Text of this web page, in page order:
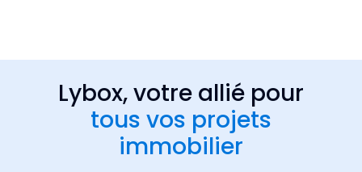
Lybox, votre allié pour
tous vos projets
immobilier